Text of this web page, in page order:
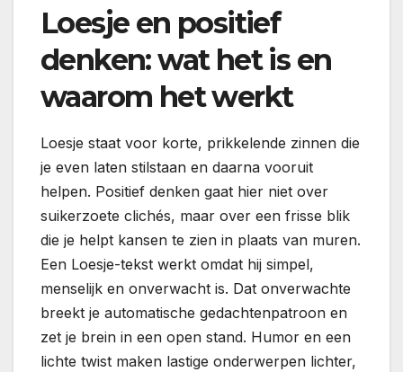
Loesje en positief
denken: wat het is en
waarom het werkt
Loesje staat voor korte, prikkelende zinnen die
je even laten stilstaan en daarna vooruit
helpen. Positief denken gaat hier niet over
suikerzoete clichés, maar over een frisse blik
die je helpt kansen te zien in plaats van muren.
Een Loesje-tekst werkt omdat hij simpel,
menselijk en onverwacht is. Dat onverwachte
breekt je automatische gedachtenpatroon en
zet je brein in een open stand. Humor en een
lichte twist maken lastige onderwerpen lichter,